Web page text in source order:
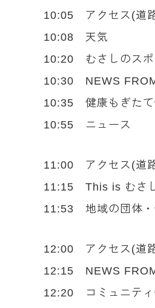
10:05 アクセス(道
10:08 天気
10:20 むさしのスポ
10:30 NEWS
10:35 健康もぎたて
10:55 ニュース
11:00 アクセス(道
11:15 This is むさ
11:53 地域の団体・
12:00 アクセス(道
12:15 NEWS FROM
12:20 コミュニティ